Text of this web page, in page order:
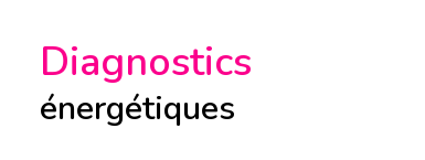
Diagnostics
énergétiques